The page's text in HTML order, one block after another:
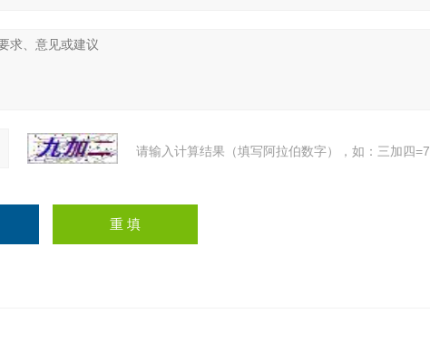
请输入计算结果（填写阿拉伯数字），如：三加四=7